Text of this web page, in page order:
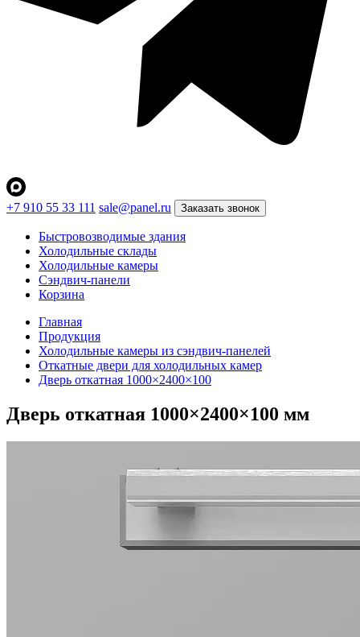
+7 910 55 33 111 sale@panel.ru Заказать звонок
Быстровозводимые здания
Холодильные склады
Холодильные камеры
Сэндвич-панели
Корзина
Главная
Продукция
Холодильные камеры из сэндвич-панелей
Откатные двери для холодильных камер
Дверь откатная 1000×2400×100
Дверь откатная 1000×2400×100 мм